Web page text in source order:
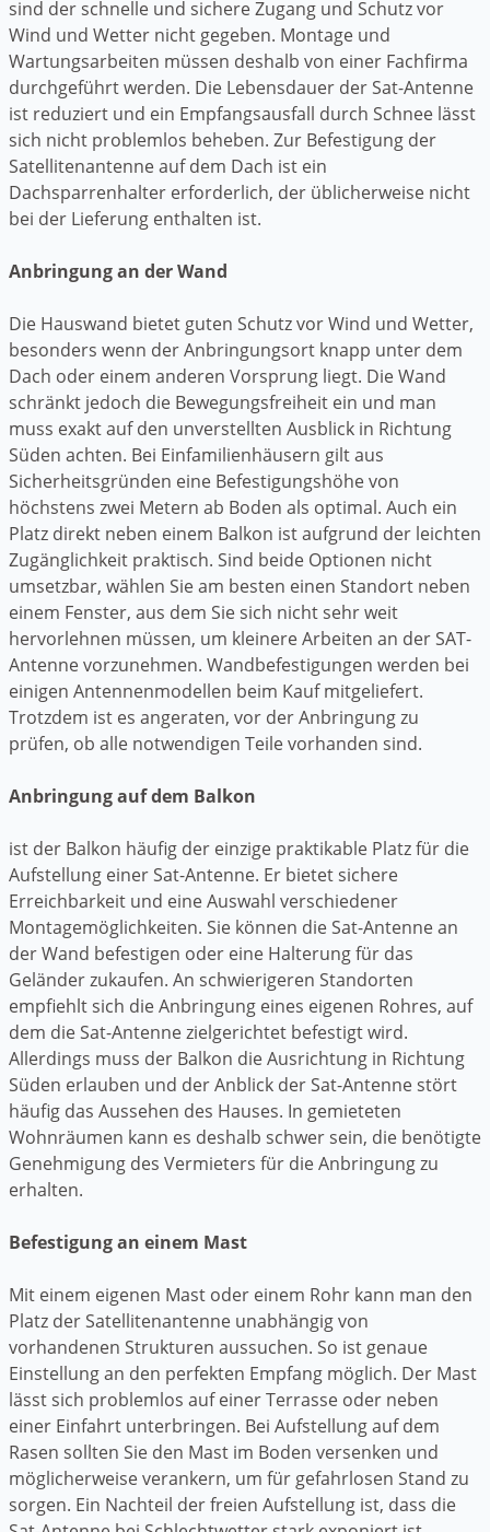
sind der schnelle und sichere Zugang und Schutz vor
Wind und Wetter nicht gegeben. Montage und
Wartungsarbeiten müssen deshalb von einer Fachfirma
durchgeführt werden. Die Lebensdauer der Sat-Antenne
ist reduziert und ein Empfangsausfall durch Schnee lässt
sich nicht problemlos beheben. Zur Befestigung der
Satellitenantenne auf dem Dach ist ein
Dachsparrenhalter erforderlich, der üblicherweise nicht
bei der Lieferung enthalten ist.
Anbringung an der Wand
Die Hauswand bietet guten Schutz vor Wind und Wetter,
besonders wenn der Anbringungsort knapp unter dem
Dach oder einem anderen Vorsprung liegt. Die Wand
schränkt jedoch die Bewegungsfreiheit ein und man
muss exakt auf den unverstellten Ausblick in Richtung
Süden achten. Bei Einfamilienhäusern gilt aus
Sicherheitsgründen eine Befestigungshöhe von
höchstens zwei Metern ab Boden als optimal. Auch ein
Platz direkt neben einem Balkon ist aufgrund der leichten
Zugänglichkeit praktisch. Sind beide Optionen nicht
umsetzbar, wählen Sie am besten einen Standort neben
einem Fenster, aus dem Sie sich nicht sehr weit
hervorlehnen müssen, um kleinere Arbeiten an der SAT-
Antenne vorzunehmen. Wandbefestigungen werden bei
einigen Antennenmodellen beim Kauf mitgeliefert.
Trotzdem ist es angeraten, vor der Anbringung zu
prüfen, ob alle notwendigen Teile vorhanden sind.
Anbringung auf dem Balkon
ist der Balkon häufig der einzige praktikable Platz für die
Aufstellung einer Sat-Antenne. Er bietet sichere
Erreichbarkeit und eine Auswahl verschiedener
Montagemöglichkeiten. Sie können die Sat-Antenne an
der Wand befestigen oder eine Halterung für das
Geländer zukaufen. An schwierigeren Standorten
empfiehlt sich die Anbringung eines eigenen Rohres, auf
dem die Sat-Antenne zielgerichtet befestigt wird.
Allerdings muss der Balkon die Ausrichtung in Richtung
Süden erlauben und der Anblick der Sat-Antenne stört
häufig das Aussehen des Hauses. In gemieteten
Wohnräumen kann es deshalb schwer sein, die benötigte
Genehmigung des Vermieters für die Anbringung zu
erhalten.
Befestigung an einem Mast
Mit einem eigenen Mast oder einem Rohr kann man den
Platz der Satellitenantenne unabhängig von
vorhandenen Strukturen aussuchen. So ist genaue
Einstellung an den perfekten Empfang möglich. Der Mast
lässt sich problemlos auf einer Terrasse oder neben
einer Einfahrt unterbringen. Bei Aufstellung auf dem
Rasen sollten Sie den Mast im Boden versenken und
möglicherweise verankern, um für gefahrlosen Stand zu
sorgen. Ein Nachteil der freien Aufstellung ist, dass die